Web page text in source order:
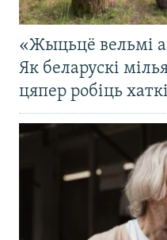
«Жыцьцё вельмі
Як беларускі
цяпер робіць